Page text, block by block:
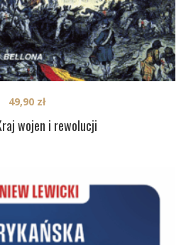
wojen i rewolucji
49,90 zł